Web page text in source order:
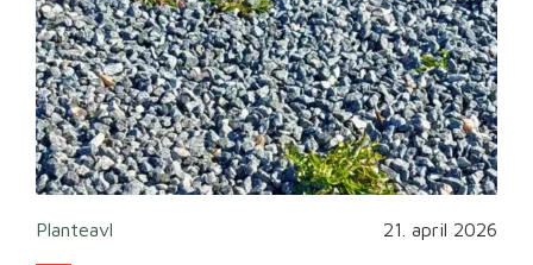
Planteavl 21. april 2026